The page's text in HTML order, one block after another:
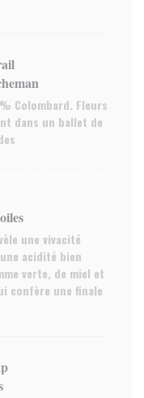
Colombard. Fleurs
dans un ballet de
une vivacité
acidité bien
verte, de miel et
confère une finale